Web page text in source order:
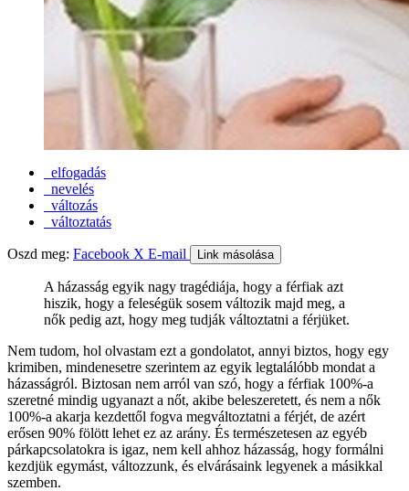
elfogadás
nevelés
változás
változtatás
Oszd meg: Facebook X E-mail Link másolása
A házasság egyik nagy tragédiája, hogy a férfiak azt
hiszik, hogy a feleségük sosem változik majd meg, a
nők pedig azt, hogy meg tudják változtatni a férjüket.
Nem tudom, hol olvastam ezt a gondolatot, annyi biztos, hogy egy
krimiben, mindenesetre szerintem az egyik legtalálóbb mondat a
házasságról. Biztosan nem arról van szó, hogy a férfiak 100%-a
szeretné mindig ugyanazt a nőt, akibe beleszeretett, és nem a nők
100%-a akarja kezdettől fogva megváltoztatni a férjét, de azért
erősen 90% fölött lehet ez az arány. És természetesen az egyéb
párkapcsolatokra is igaz, nem kell ahhoz házasság, hogy formálni
kezdjük egymást, változzunk, és elvárásaink legyenek a másikkal
szemben.